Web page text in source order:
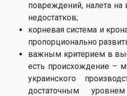
повреждений, налета на
недостатков;
корневая система и
пропорционально
важным критерием в
есть происхождение –
украинского
достаточным